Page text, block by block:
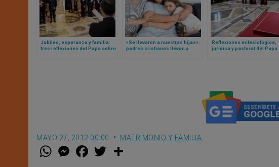
Jubileo, esperanza y familia:
tres reflexiones del Papa sobre
«Se llevaron a nuestras hijas»:
padres cristianos llevan a
Reflexiones eclesiológica,
jurídica y pastoral del Papa
MAYO 27, 2012 00:00 MATRIMONIO Y FAMILIA
W M
e
F
a w